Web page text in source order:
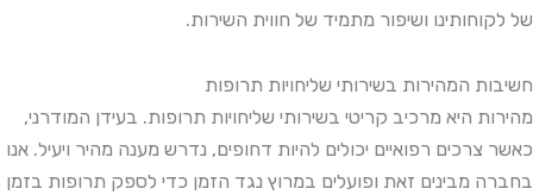
של לקוחותינו ושיפור מתמיד של חווית השירות.
חשיבות המהירות בשירותי שליחויות תרופות
מהירות היא מרכיב קריטי בשירותי שליחויות תרופות. בעידן המודרני,
כאשר צרכים רפואיים יכולים להיות דחופים, נדרש מענה מהיר ויעיל. אנו
בחברה מבינים זאת ופועלים במרוץ נגד הזמן כדי לספק תרופות בזמן